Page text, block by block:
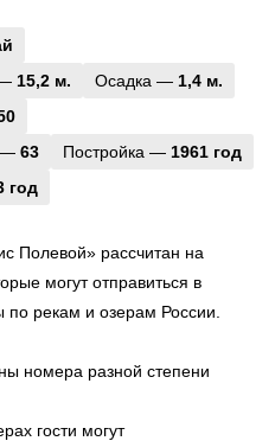
15,2 м. Осадка — 1,4 м.
— 63 Постройка — 1961 год
год
Полевой» рассчитан на
могут отправиться в
по рекам и озерам России.
номера разной степени
гости могут